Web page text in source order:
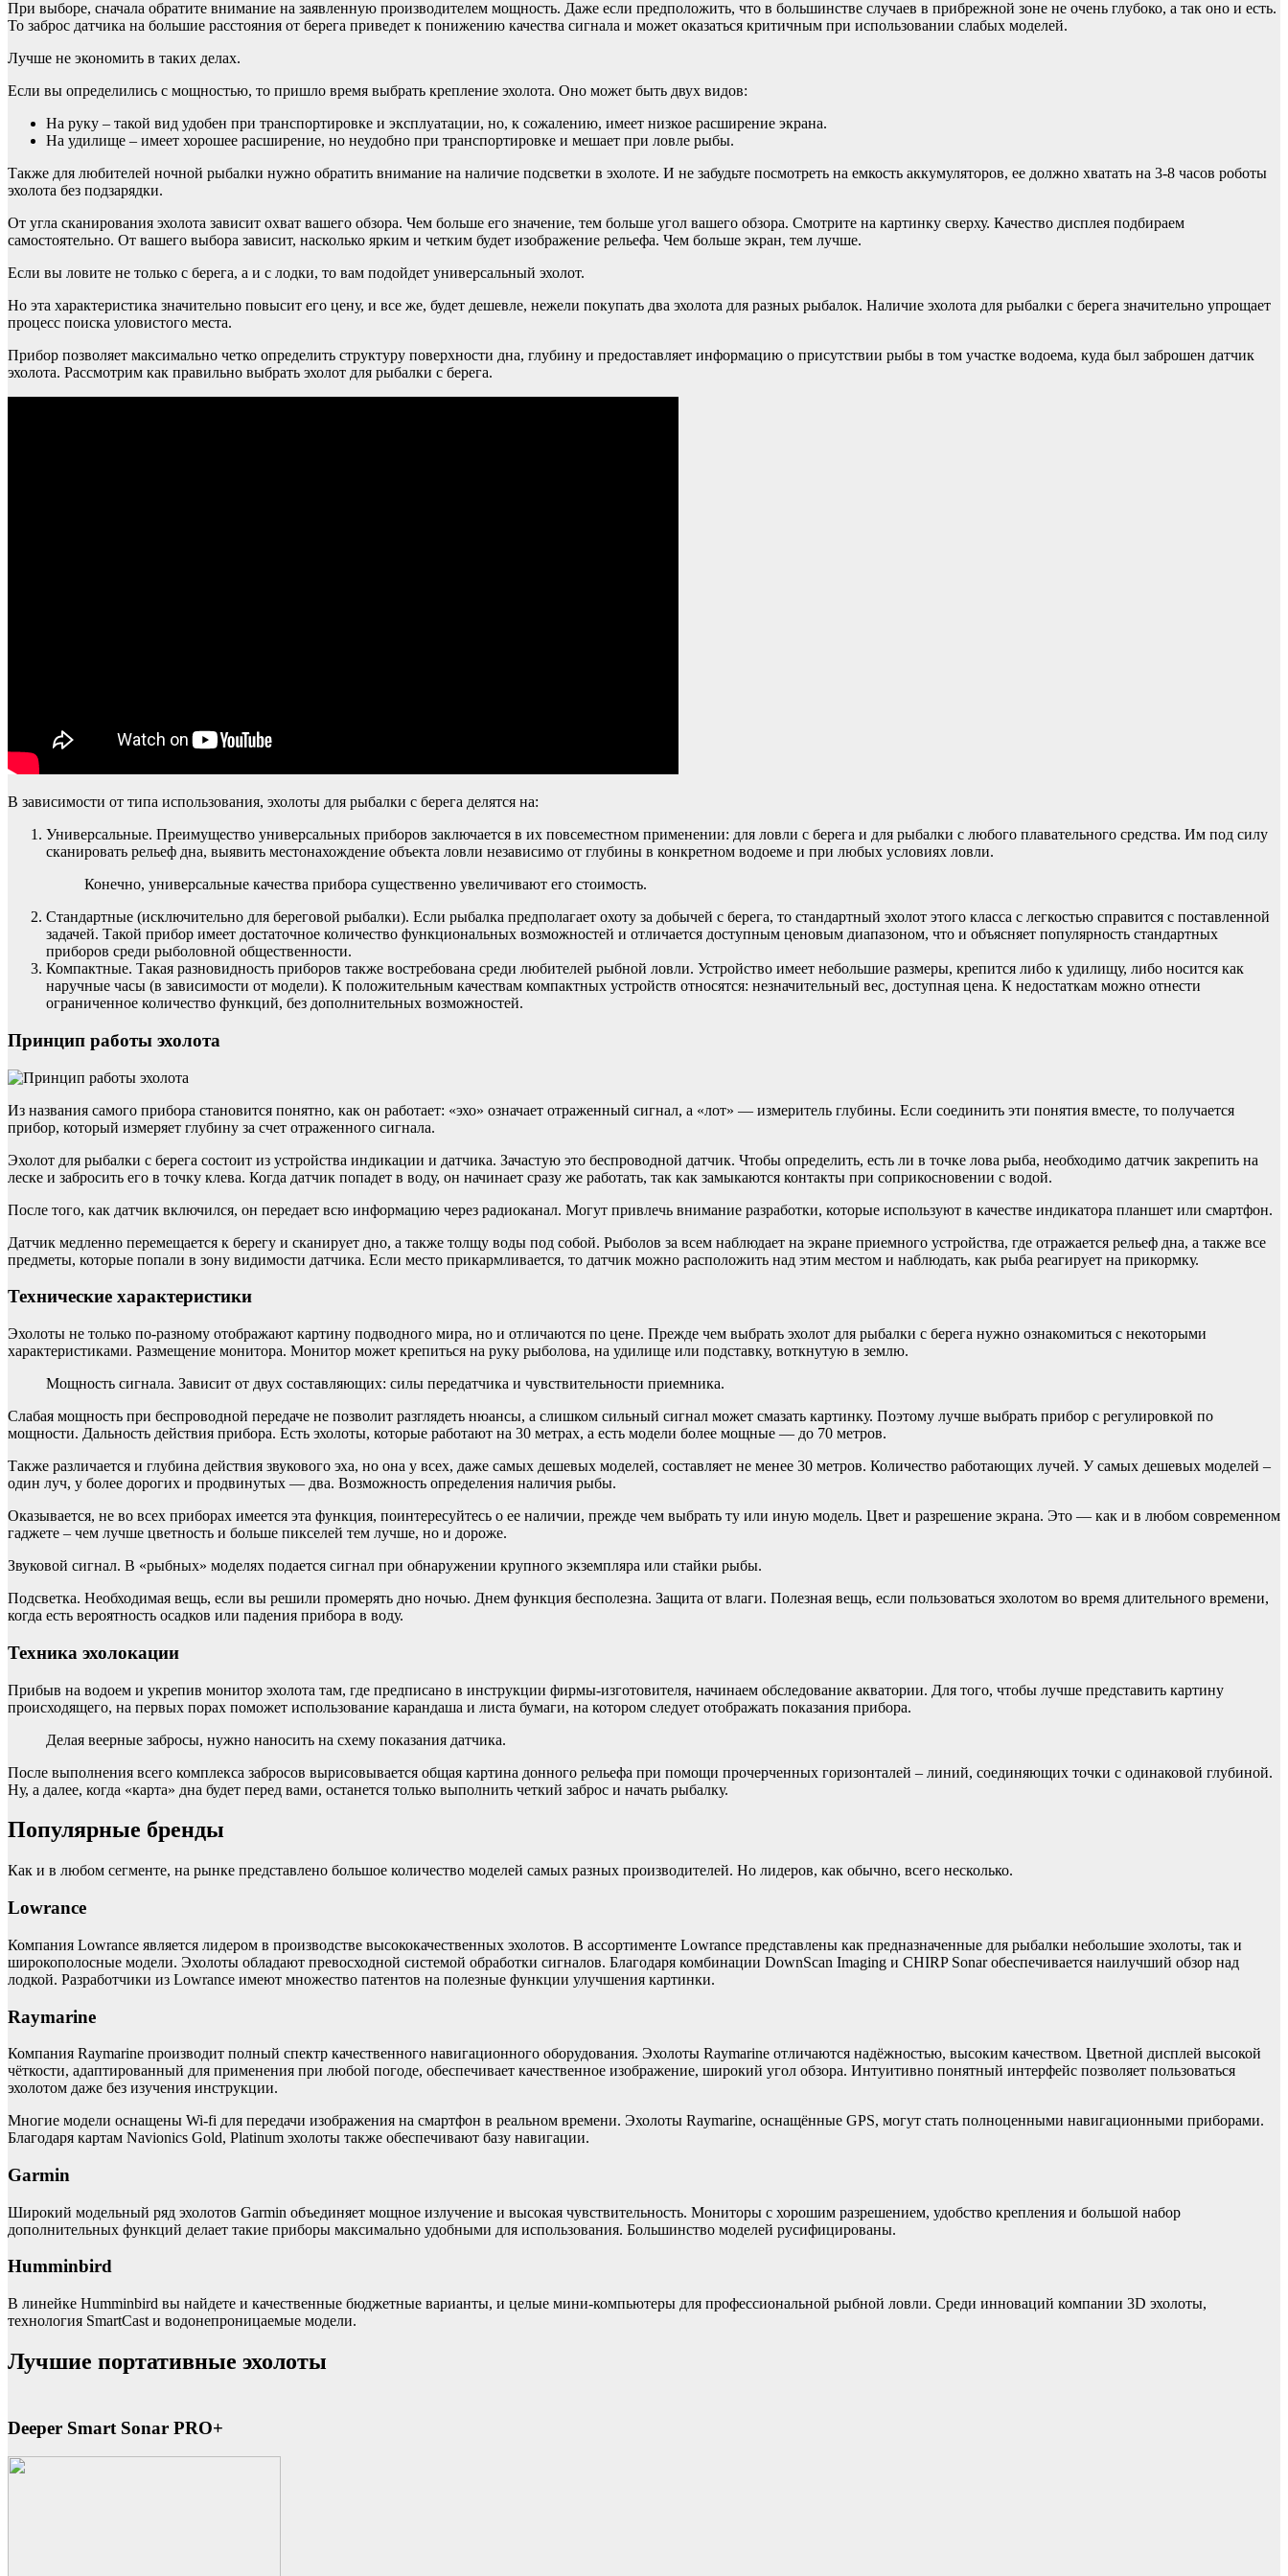
При выборе, сначала обратите внимание на заявленную производителем мощность. Даже если предположить, что в большинстве случаев в прибрежной зоне не очень глубоко, а так оно и есть.
То заброс датчика на большие расстояния от берега приведет к понижению качества сигнала и может оказаться критичным при использовании слабых моделей.
Лучше не экономить в таких делах.
Если вы определились с мощностью, то пришло время выбрать крепление эхолота. Оно может быть двух видов:
На руку – такой вид удобен при транспортировке и эксплуатации, но, к сожалению, имеет низкое расширение экрана.
На удилище – имеет хорошее расширение, но неудобно при транспортировке и мешает при ловле рыбы.
Также для любителей ночной рыбалки нужно обратить внимание на наличие подсветки в эхолоте. И не забудьте посмотреть на емкость аккумуляторов, ее должно хватать на 3-8 часов роботы
эхолота без подзарядки.
От угла сканирования эхолота зависит охват вашего обзора. Чем больше его значение, тем больше угол вашего обзора. Смотрите на картинку сверху. Качество дисплея подбираем
самостоятельно. От вашего выбора зависит, насколько ярким и четким будет изображение рельефа. Чем больше экран, тем лучше.
Если вы ловите не только с берега, а и с лодки, то вам подойдет универсальный эхолот.
Но эта характеристика значительно повысит его цену, и все же, будет дешевле, нежели покупать два эхолота для разных рыбалок. Наличие эхолота для рыбалки с берега значительно упрощает
процесс поиска уловистого места.
Прибор позволяет максимально четко определить структуру поверхности дна, глубину и предоставляет информацию о присутствии рыбы в том участке водоема, куда был заброшен датчик
эхолота. Рассмотрим как правильно выбрать эхолот для рыбалки с берега.
В зависимости от типа использования, эхолоты для рыбалки с берега делятся на:
Универсальные. Преимущество универсальных приборов заключается в их повсеместном применении: для ловли с берега и для рыбалки с любого плавательного средства. Им под силу
сканировать рельеф дна, выявить местонахождение объекта ловли независимо от глубины в конкретном водоеме и при любых условиях ловли.
Конечно, универсальные качества прибора существенно увеличивают его стоимость.
Стандартные (исключительно для береговой рыбалки). Если рыбалка предполагает охоту за добычей с берега, то стандартный эхолот этого класса с легкостью справится с поставленной
задачей. Такой прибор имеет достаточное количество функциональных возможностей и отличается доступным ценовым диапазоном, что и объясняет популярность стандартных
приборов среди рыболовной общественности.
Компактные. Такая разновидность приборов также востребована среди любителей рыбной ловли. Устройство имеет небольшие размеры, крепится либо к удилищу, либо носится как
наручные часы (в зависимости от модели). К положительным качествам компактных устройств относятся: незначительный вес, доступная цена. К недостаткам можно отнести
ограниченное количество функций, без дополнительных возможностей.
Принцип работы эхолота
Из названия самого прибора становится понятно, как он работает: «эхо» означает отраженный сигнал, а «лот» — измеритель глубины. Если соединить эти понятия вместе, то получается
прибор, который измеряет глубину за счет отраженного сигнала.
Эхолот для рыбалки с берега состоит из устройства индикации и датчика. Зачастую это беспроводной датчик. Чтобы определить, есть ли в точке лова рыба, необходимо датчик закрепить на
леске и забросить его в точку клева. Когда датчик попадет в воду, он начинает сразу же работать, так как замыкаются контакты при соприкосновении с водой.
После того, как датчик включился, он передает всю информацию через радиоканал. Могут привлечь внимание разработки, которые используют в качестве индикатора планшет или смартфон.
Датчик медленно перемещается к берегу и сканирует дно, а также толщу воды под собой. Рыболов за всем наблюдает на экране приемного устройства, где отражается рельеф дна, а также все
предметы, которые попали в зону видимости датчика. Если место прикармливается, то датчик можно расположить над этим местом и наблюдать, как рыба реагирует на прикормку.
Технические характеристики
Эхолоты не только по-разному отображают картину подводного мира, но и отличаются по цене. Прежде чем выбрать эхолот для рыбалки с берега нужно ознакомиться с некоторыми
характеристиками. Размещение монитора. Монитор может крепиться на руку рыболова, на удилище или подставку, воткнутую в землю.
Мощность сигнала. Зависит от двух составляющих: силы передатчика и чувствительности приемника.
Слабая мощность при беспроводной передаче не позволит разглядеть нюансы, а слишком сильный сигнал может смазать картинку. Поэтому лучше выбрать прибор с регулировкой по
мощности. Дальность действия прибора. Есть эхолоты, которые работают на 30 метрах, а есть модели более мощные — до 70 метров.
Также различается и глубина действия звукового эха, но она у всех, даже самых дешевых моделей, составляет не менее 30 метров. Количество работающих лучей. У самых дешевых моделей –
один луч, у более дорогих и продвинутых — два. Возможность определения наличия рыбы.
Оказывается, не во всех приборах имеется эта функция, поинтересуйтесь о ее наличии, прежде чем выбрать ту или иную модель. Цвет и разрешение экрана. Это — как и в любом современном
гаджете – чем лучше цветность и больше пикселей тем лучше, но и дороже.
Звуковой сигнал. В «рыбных» моделях подается сигнал при обнаружении крупного экземпляра или стайки рыбы.
Подсветка. Необходимая вещь, если вы решили промерять дно ночью. Днем функция бесполезна. Защита от влаги. Полезная вещь, если пользоваться эхолотом во время длительного времени,
когда есть вероятность осадков или падения прибора в воду.
Техника эхолокации
Прибыв на водоем и укрепив монитор эхолота там, где предписано в инструкции фирмы-изготовителя, начинаем обследование акватории. Для того, чтобы лучше представить картину
происходящего, на первых порах поможет использование карандаша и листа бумаги, на котором следует отображать показания прибора.
Делая веерные забросы, нужно наносить на схему показания датчика.
После выполнения всего комплекса забросов вырисовывается общая картина донного рельефа при помощи прочерченных горизонталей – линий, соединяющих точки с одинаковой глубиной.
Ну, а далее, когда «карта» дна будет перед вами, останется только выполнить четкий заброс и начать рыбалку.
Популярные бренды
Как и в любом сегменте, на рынке представлено большое количество моделей самых разных производителей. Но лидеров, как обычно, всего несколько.
Lowrance
Компания Lowrance является лидером в производстве высококачественных эхолотов. В ассортименте Lowrance представлены как предназначенные для рыбалки небольшие эхолоты, так и
широкополосные модели. Эхолоты обладают превосходной системой обработки сигналов. Благодаря комбинации DownScan Imaging и CHIRP Sonar обеспечивается наилучший обзор над
лодкой. Разработчики из Lowrance имеют множество патентов на полезные функции улучшения картинки.
Raymarine
Компания Raymarine производит полный спектр качественного навигационного оборудования. Эхолоты Raymarine отличаются надёжностью, высоким качеством. Цветной дисплей высокой
чёткости, адаптированный для применения при любой погоде, обеспечивает качественное изображение, широкий угол обзора. Интуитивно понятный интерфейс позволяет пользоваться
эхолотом даже без изучения инструкции.
Многие модели оснащены Wi-fi для передачи изображения на смартфон в реальном времени. Эхолоты Raymarine, оснащённые GPS, могут стать полноценными навигационными приборами.
Благодаря картам Navionics Gold, Platinum эхолоты также обеспечивают базу навигации.
Garmin
Широкий модельный ряд эхолотов Garmin объединяет мощное излучение и высокая чувствительность. Мониторы с хорошим разрешением, удобство крепления и большой набор
дополнительных функций делает такие приборы максимально удобными для использования. Большинство моделей русифицированы.
Humminbird
В линейке Humminbird вы найдете и качественные бюджетные варианты, и целые мини-компьютеры для профессиональной рыбной ловли. Среди инноваций компании 3D эхолоты,
технология SmartCast и водонепроницаемые модели.
Лучшие портативные эхолоты
Deeper Smart Sonar PRO+